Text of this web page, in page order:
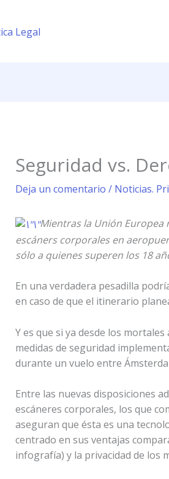
Seguridad vs.
Deja un comentario / Noticias.
Mientras la Unión
escáners corporales en
sólo a quienes superen los 18
En una verdadera pesadilla
en caso de que el itinerario
Y es que si ya desde los
medidas de seguridad
durante un vuelo entre
Entre las nuevas disposiciones
escáneres corporales, los que
aseguran que ésta es una
centrado en sus ventajas
infografía) y la privacidad de los